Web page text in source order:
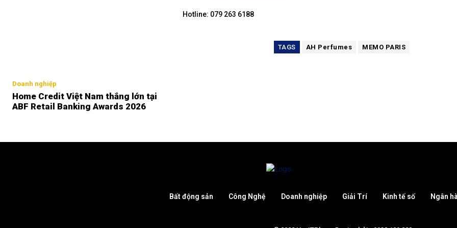
Doanh nghiệp
Home Credit Việt Nam thắng lớn tại
ABF Retail Banking Awards 2026
Hotline: 079 263 6188
TAGS AH Perfumes MEMO PARIS
Bất động sản Công Nghệ Doanh nghiệp Giải Trí Kinh tế số Ngân